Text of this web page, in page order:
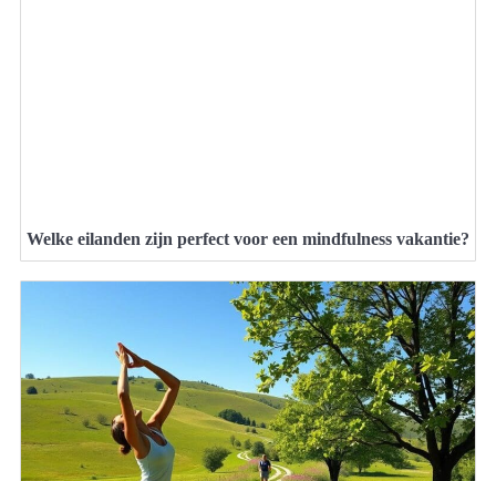
Welke eilanden zijn perfect voor een mindfulness vakantie?